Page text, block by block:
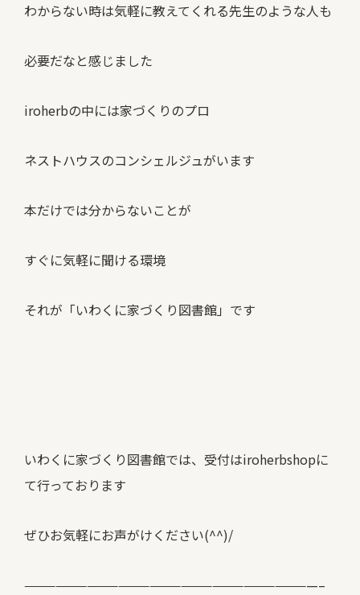
わからない時は気軽に教えてくれる先生のような人も
必要だなと感じました
iroherbの中には家づくりのプロ
ネストハウスのコンシェルジュがいます
本だけでは分からないことが
すぐに気軽に聞ける環境
それが「いわくに家づくり図書館」です
いわくに家づくり図書館では、 受付はiroherbshopに
て行っております
ぜひお気軽にお声がけください(^^)/
————————————————————————————–